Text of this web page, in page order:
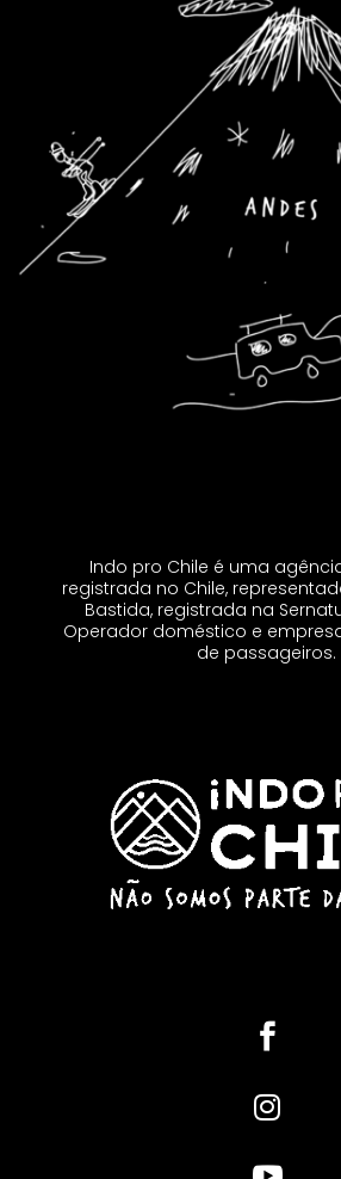
Indo pro Chile é uma
registrada no Chile,
Bastida, registrada na
Operador doméstico e
de passageiros.

